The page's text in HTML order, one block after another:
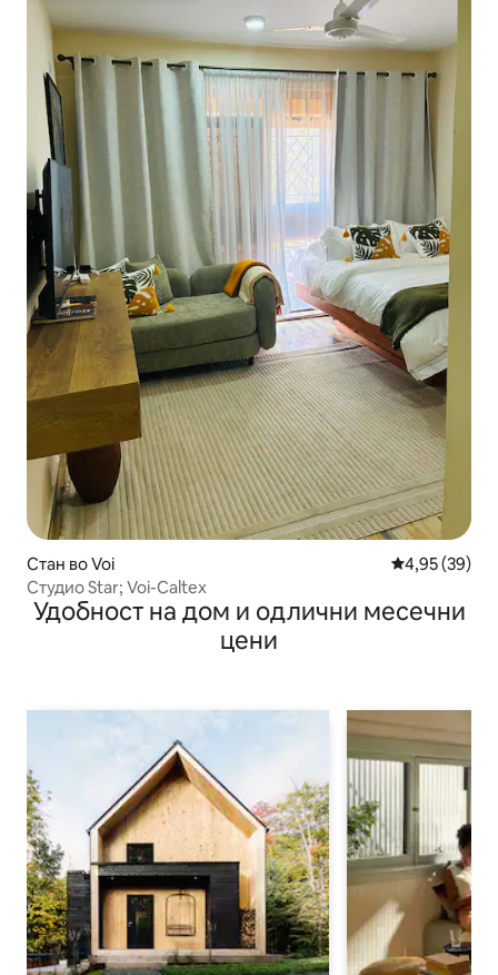
Стан во Voi Просечна
4,95 (39)
Студио Star; Voi-Caltex
Удобност на дом и одлични месечни
цени